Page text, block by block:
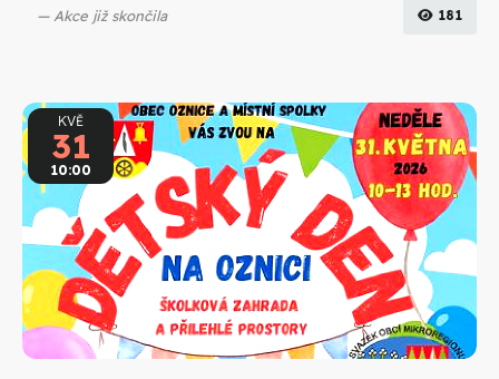
Akce již skončila 181
KVĚ
31
10:00